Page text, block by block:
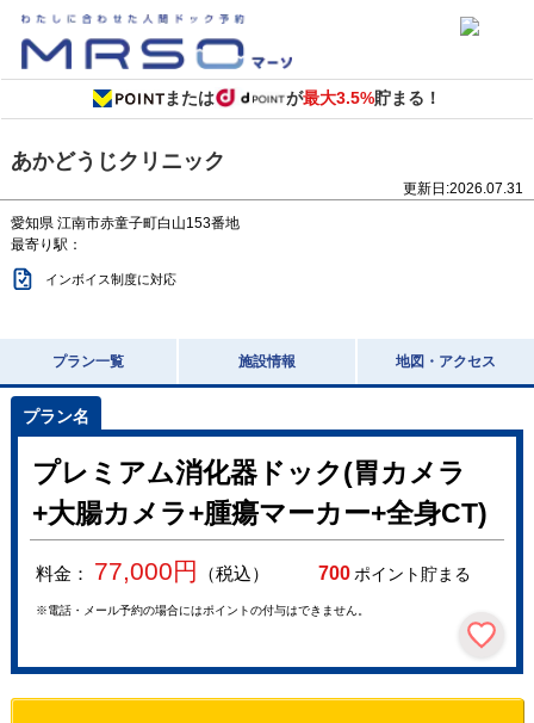
または が最大3.5%貯まる！
あかどうじクリニック
更新日:2026.07.31
愛知県 江南市赤童子町白山153番地
最寄り駅：
インボイス制度に対応
プラン一覧 施設情報 地図・アクセス
プレミアム消化器ドック(胃カメラ
+大腸カメラ+腫瘍マーカー+全身CT)
料金： 77,000円 （税込） 700ポイント貯まる
※電話・メール予約の場合にはポイントの付与はできません。